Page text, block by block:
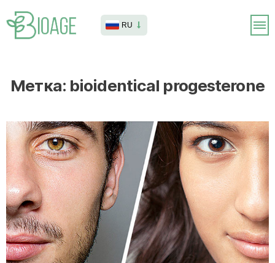
RU
Метка: bioidentical progesterone